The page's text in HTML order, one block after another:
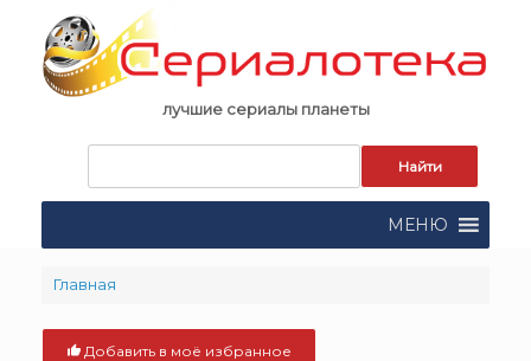
content
лучшие сериалы планеты
поиска:
МЕНЮ
Главная
Добавить в моё избранное